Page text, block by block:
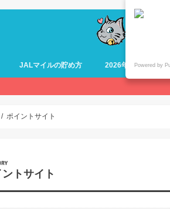
JALマイルの貯め方 2026年最新 ANAマ
ポイントサイト
トサイト
Powered by